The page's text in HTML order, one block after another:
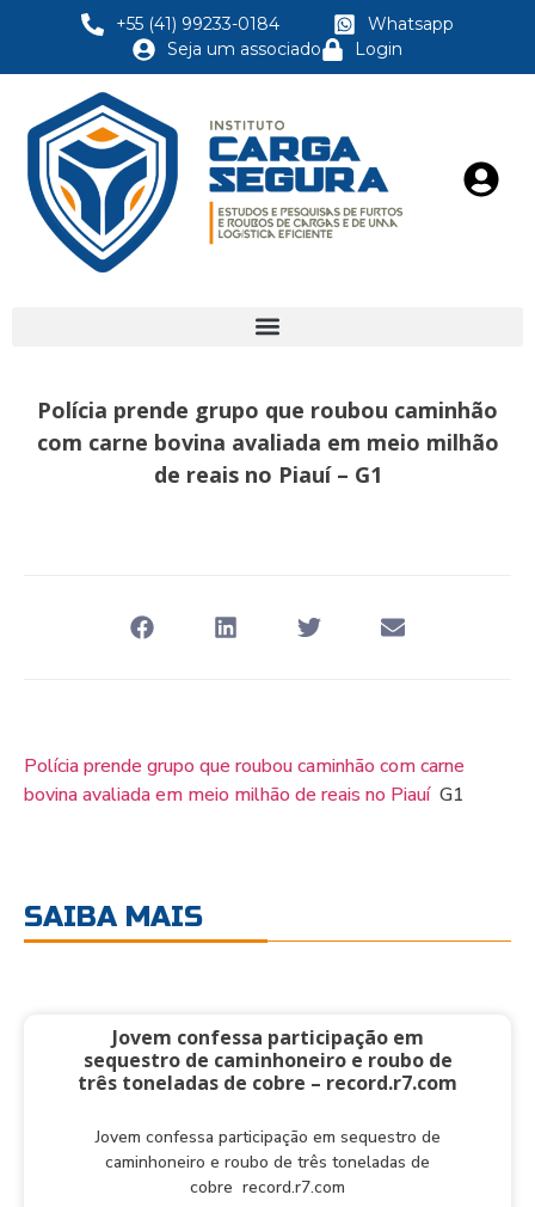
+55 (41) 99233-0184
Whatsapp
Seja um associado
Login
Polícia prende grupo que roubou caminhão
com carne bovina avaliada em meio milhão
de reais no Piauí – G1
Polícia prende grupo que roubou caminhão com carne
bovina avaliada em meio milhão de reais no PiauíG1
SAIBA MAIS
Jovem confessa participação em
sequestro de caminhoneiro e roubo de
três toneladas de cobre – record.r7.com
Jovem confessa participação em sequestro de
caminhoneiro e roubo de três toneladas de
cobre record.r7.com